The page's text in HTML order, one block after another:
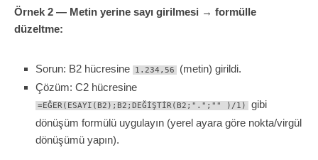
Örnek 2 — Metin yerine sayı girilmesi → formülle
düzeltme:
Sorun: B2 hücresine 1.234,56
(metin) girildi.
Çözüm: C2 hücresine
=EĞER(ESAYI(B2);B2;DEĞİŞTİR(B2;".";"" )/1)
gibi
dönüşüm formülü uygulayın (yerel ayara göre nokta/virgül
dönüşümü yapın).